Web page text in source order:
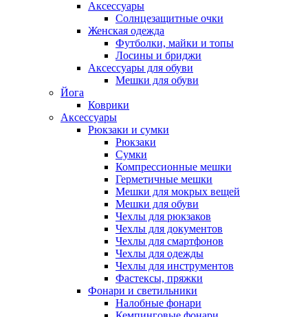
Аксессуары
Солнцезащитные очки
Женская одежда
Футболки, майки и топы
Лосины и бриджи
Аксессуары для обуви
Мешки для обуви
Йога
Коврики
Аксессуары
Рюкзаки и сумки
Рюкзаки
Сумки
Компрессионные мешки
Герметичные мешки
Мешки для мокрых вещей
Мешки для обуви
Чехлы для рюкзаков
Чехлы для документов
Чехлы для смартфонов
Чехлы для одежды
Чехлы для инструментов
Фастексы, пряжки
Фонари и светильники
Налобные фонари